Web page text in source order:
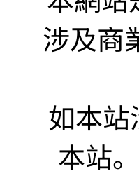
涉及商
如本
本站